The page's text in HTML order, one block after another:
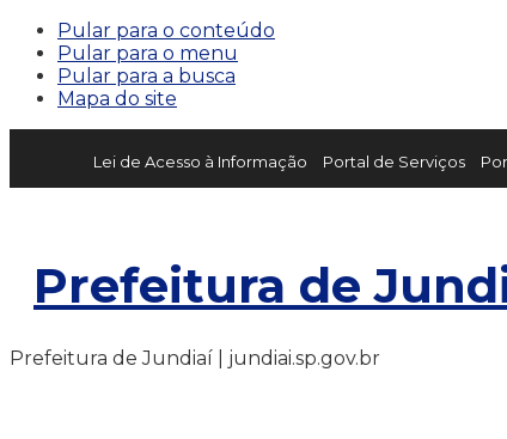
Pular para o conteúdo
Pular para o menu
Pular para a busca
Mapa do site
Lei de Acesso à Informação Portal de Serviços
Prefeitura de
Prefeitura de Jundiaí | jundiai.sp.gov.br